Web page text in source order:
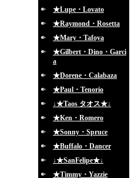
★Lupe・Lovato
★Raymond・Rosetta
★Mary・Tafoya
★Gilbert・Dino・Garci
a
★Dorene・Calabaza
★Paul・Tenorio
↓★Taos タオス★↓
★Ken・Romero
★Sonny・Spruce
★Buffalo・Dancer
↓★SanFelipe★↓
★Timmy・Yazzie